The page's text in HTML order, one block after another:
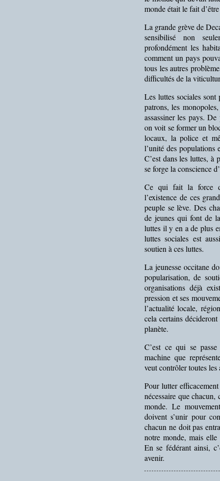
monde était le fait
La grande grève de
sensibilisé non
profondément les
comment un pays
tous les autres
difficultés de la
Les luttes sociales sont
patrons, les
assassiner les pays.
on voit se former un
locaux, la police et
l’unité des populations
C’est dans les luttes, à
se forge la conscience
Ce qui fait la force
l’existence de ces
peuple se lève. Des
de jeunes qui font de
luttes il y en a de plus
luttes sociales est
soutien à ces luttes.
La jeunesse occitane
popularisation, de
organisations déjà
pression et ses
l’actualité locale,
cela certains
planète.
C’est ce qui se
machine que
veut contrôler toutes
Pour lutter
nécessaire que
monde. Le
doivent s’unir pour
chacun ne doit pas
notre monde, mais
En se fédérant ainsi,
avenir.